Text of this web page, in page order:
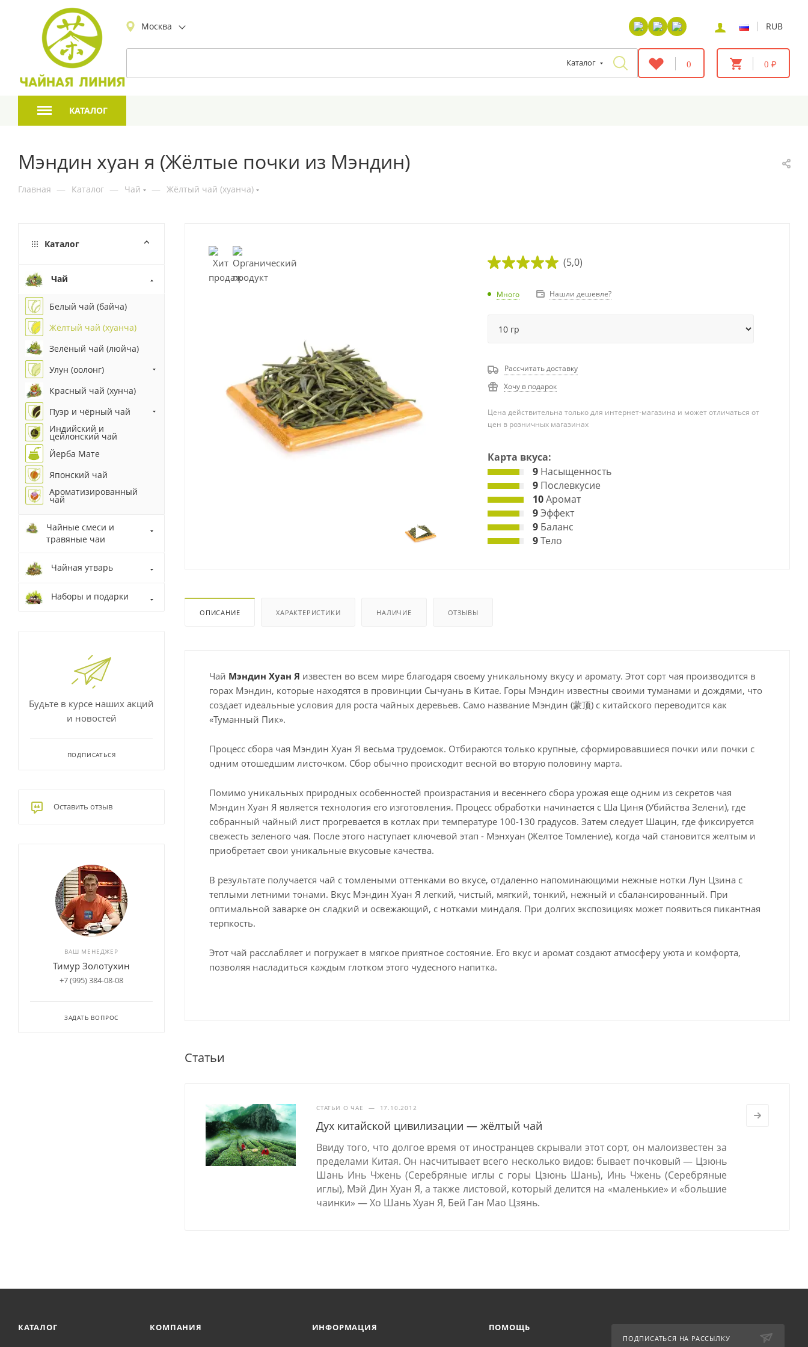
Москва | RUB
Каталог 0 0 ₽
КАТАЛОГ
Мэндин хуан я (Жёлтые почки из Мэндин)
Главная — Каталог — Чай — Жёлтый чай (хуанча)
(5,0)
Много Нашли дешевле?
Рассчитать доставку
Хочу в подарок
Цена действительна только для интернет-магазина и может отличаться от
цен в розничных магазинах
Карта вкуса:
9Насыщенность
9Послевкусие
10Аромат
9Эффект
9Баланс
9Тело
ОПИСАНИЕ ХАРАКТЕРИСТИКИ НАЛИЧИЕ ОТЗЫВЫ
Чай Мэндин Хуан Я известен во всем мире благодаря своему уникальному вкусу и аромату. Этот сорт чая производится в
горах Мэндин, которые находятся в провинции Сычуань в Китае. Горы Мэндин известны своими туманами и дождями, что
создает идеальные условия для роста чайных деревьев. Само название Мэндин (蒙顶) с китайского переводится как
«Туманный Пик».
Процесс сбора чая Мэндин Хуан Я весьма трудоемок. Отбираются только крупные, сформировавшиеся почки или почки с
одним отошедшим листочком. Сбор обычно происходит весной во вторую половину марта.
Помимо уникальных природных особенностей произрастания и весеннего сбора урожая еще одним из секретов чая
Мэндин Хуан Я является технология его изготовления. Процесс обработки начинается с Ша Циня (Убийства Зелени), где
собранный чайный лист прогревается в котлах при температуре 100-130 градусов. Затем следует Шацин, где фиксируется
свежесть зеленого чая. После этого наступает ключевой этап - Мэнхуан (Желтое Томление), когда чай становится желтым и
приобретает свои уникальные вкусовые качества.
В результате получается чай с томлеными оттенками во вкусе, отдаленно напоминающими нежные нотки Лун Цзина с
теплыми летними тонами. Вкус Мэндин Хуан Я легкий, чистый, мягкий, тонкий, нежный и сбалансированный. При
оптимальной заварке он сладкий и освежающий, с нотками миндаля. При долгих экспозициях может появиться пикантная
терпкость.
Этот чай расслабляет и погружает в мягкое приятное состояние. Его вкус и аромат создают атмосферу уюта и комфорта,
позволяя насладиться каждым глотком этого чудесного напитка.
Статьи
СТАТЬИ О ЧАЕ — 17.10.2012
Дух китайской цивилизации — жёлтый чай
Ввиду того, что долгое время от иностранцев скрывали этот сорт, он малоизвестен за
пределами Китая. Он насчитывает всего несколько видов: бывает почковый — Цзюнь
Шань Инь Чжень (Серебряные иглы с горы Цзюнь Шань), Инь Чжень (Серебряные
иглы), Мэй Дин Хуан Я, а также листовой, который делится на «маленькие» и «большие
чаинки» — Хо Шань Хуан Я, Бей Ган Мао Цзянь.
Каталог
Чай
Белый чай (байча)
Жёлтый чай (хуанча)
Зелёный чай (люйча)
Улун (оолонг)
Красный чай (хунча)
Пуэр и чёрный чай
Индийский и
цейлонский чай
Йерба Мате
Японский чай
Ароматизированный
чай
Чайные смеси и
травяные чаи
Чайная утварь
Наборы и подарки
Будьте в курсе наших акций
и новостей
ПОДПИСАТЬСЯ
Оставить отзыв
ВАШ МЕНЕДЖЕР
Тимур Золотухин
+7 (995) 384-08-08
ЗАДАТЬ ВОПРОС
КАТАЛОГ КОМПАНИЯ ИНФОРМАЦИЯ ПОМОЩЬ
ПОДПИСАТЬСЯ НА РАССЫЛКУ